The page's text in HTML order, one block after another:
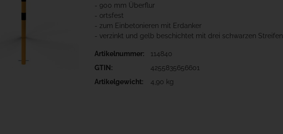
- 900 mm Überflur
- ortsfest
- zum Einbetonieren mit Erdanker
- verzinkt und gelb beschichtet mit drei schwarzen Streifen
Artikelnummer:
114840
GTIN:
4255835656601
Artikelgewicht:
4,90 kg